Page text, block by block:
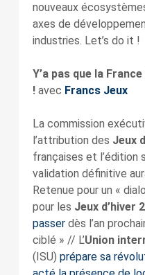
nouveaux
axes de
industries. Let’s do it !
Y’a pas que la
! avec Francs Jeux
La commission
l’attribution des Jeux
françaises et l’édition
validation définitive
Retenue pour un «
pour les Jeux d’hiver
passerdès l’an
ciblé » // L’Union
(ISU) prépare sa